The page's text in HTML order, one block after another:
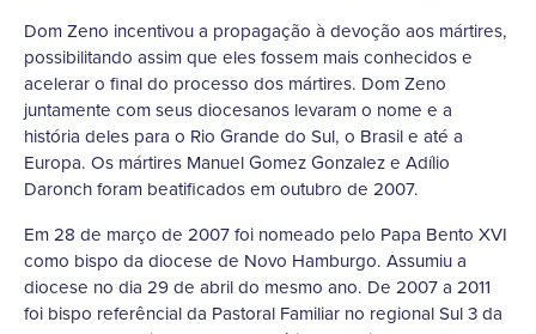
Dom Zeno incentivou a propagação à devoção aos mártires,
possibilitando assim que eles fossem mais conhecidos e
acelerar o final do processo dos mártires. Dom Zeno
juntamente com seus diocesanos levaram o nome e a
história deles para o Rio Grande do Sul, o Brasil e até a
Europa. Os mártires Manuel Gomez Gonzalez e Adílio
Daronch foram beatificados em outubro de 2007.
Em 28 de março de 2007 foi nomeado pelo Papa Bento XVI
como bispo da diocese de Novo Hamburgo. Assumiu a
diocese no dia 29 de abril do mesmo ano. De 2007 a 2011
foi bispo referêncial da Pastoral Familiar no regional Sul 3 da